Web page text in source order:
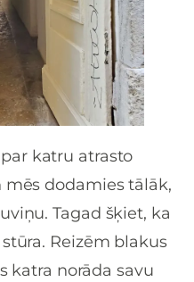
katru atrasto
mēs dodamies tālāk,
Tagad šķiet, ka
Reizēm blakus
katra norāda savu